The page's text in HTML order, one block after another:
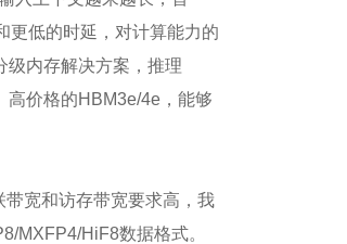
更低的时延，对计算能力的
级内存解决方案，推理
高价格的HBM3e/4e，能够
宽和访存带宽要求高，我
MXFP4/HiF8数据格式。